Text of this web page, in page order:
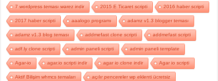
7 wordpress teması warez indir 2015 E Ticaret scripti 2016 haber scripti
2017 haber scripti aaalogo programı adamz v1.3 blogger teması
adamz v1.3 blog teması addmefast clone scripti addmefast scripti
adf.ly clone scripti admin paneli scripti admin paneli template
Agar-io agar.io scripti indir agar io clone indir Agar io scripti
Aktif Bilişim whmcs temaları açılır pencereler wp eklenti ücretsiz